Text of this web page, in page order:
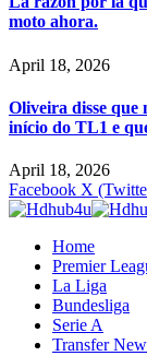
moto ahora.
April 18, 2026
Oliveira disse que
início do TL1 e
April 18, 2026
Facebook X
Home
Premier
La Liga
Bundesliga
Serie A
Transfer